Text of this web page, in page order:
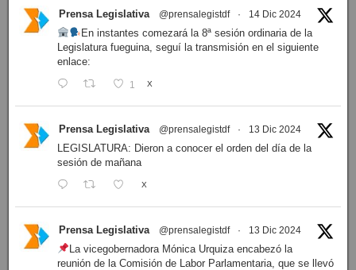
Prensa Legislativa @prensalegistdf · 14 Dic 2024
En instantes comezará la 8ª sesión ordinaria de la
Legislatura fueguina, seguí la transmisión en el siguiente
enlace:
1 X
Prensa Legislativa @prensalegistdf · 13 Dic 2024
LEGISLATURA: Dieron a conocer el orden del día de la
sesión de mañana
X
Prensa Legislativa @prensalegistdf · 13 Dic 2024
La vicegobernadora Mónica Urquiza encabezó la
reunión de la Comisión de Labor Parlamentaria, que se llevó